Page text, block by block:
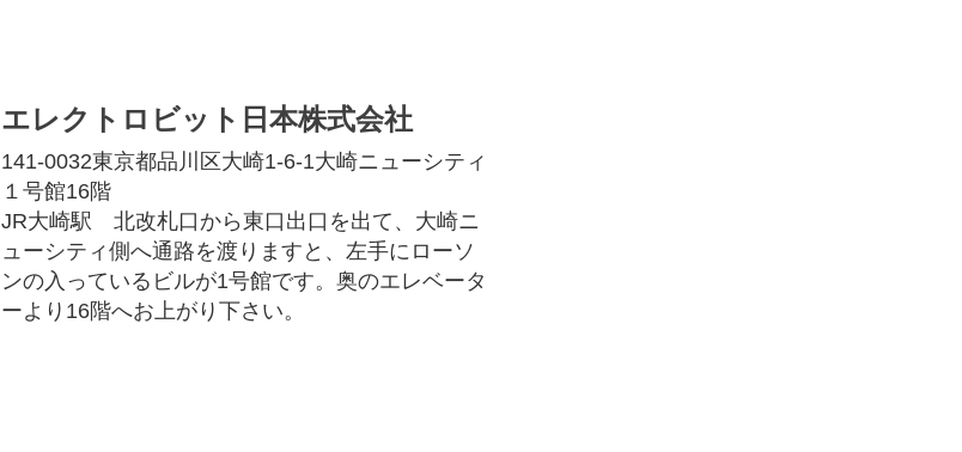
エレクトロビット日本株式会社
141-0032東京都品川区大崎1-6-1大崎ニューシティ
１号館16階
JR大崎駅 北改札口から東口出口を出て、大崎ニ
ューシティ側へ通路を渡りますと、左手にローソ
ンの入っているビルが1号館です。奥のエレベータ
ーより16階へお上がり下さい。